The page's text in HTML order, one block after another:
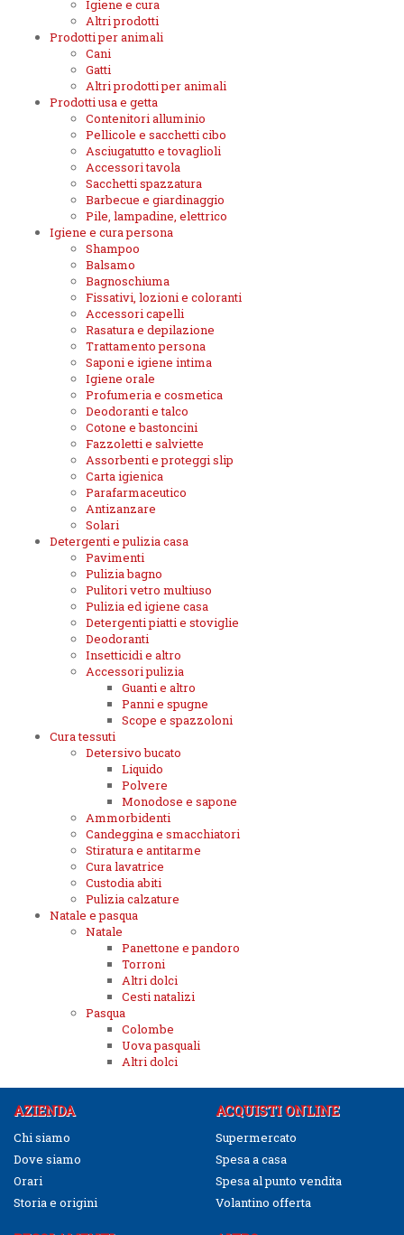
Igiene e cura
Altri prodotti
Prodotti per animali
Cani
Gatti
Altri prodotti per animali
Prodotti usa e getta
Contenitori alluminio
Pellicole e sacchetti cibo
Asciugatutto e tovaglioli
Accessori tavola
Sacchetti spazzatura
Barbecue e giardinaggio
Pile, lampadine, elettrico
Igiene e cura persona
Shampoo
Balsamo
Bagnoschiuma
Fissativi, lozioni e coloranti
Accessori capelli
Rasatura e depilazione
Trattamento persona
Saponi e igiene intima
Igiene orale
Profumeria e cosmetica
Deodoranti e talco
Cotone e bastoncini
Fazzoletti e salviette
Assorbenti e proteggi slip
Carta igienica
Parafarmaceutico
Antizanzare
Solari
Detergenti e pulizia casa
Pavimenti
Pulizia bagno
Pulitori vetro multiuso
Pulizia ed igiene casa
Detergenti piatti e stoviglie
Deodoranti
Insetticidi e altro
Accessori pulizia
Guanti e altro
Panni e spugne
Scope e spazzoloni
Cura tessuti
Detersivo bucato
Liquido
Polvere
Monodose e sapone
Ammorbidenti
Candeggina e smacchiatori
Stiratura e antitarme
Cura lavatrice
Custodia abiti
Pulizia calzature
Natale e pasqua
Natale
Panettone e pandoro
Torroni
Altri dolci
Cesti natalizi
Pasqua
Colombe
Uova pasquali
Altri dolci
AZIENDA
Chi siamo
Dove siamo
Orari
Storia e origini
ACQUISTI ONLINE
Supermercato
Spesa a casa
Spesa al punto vendita
Volantino offerta